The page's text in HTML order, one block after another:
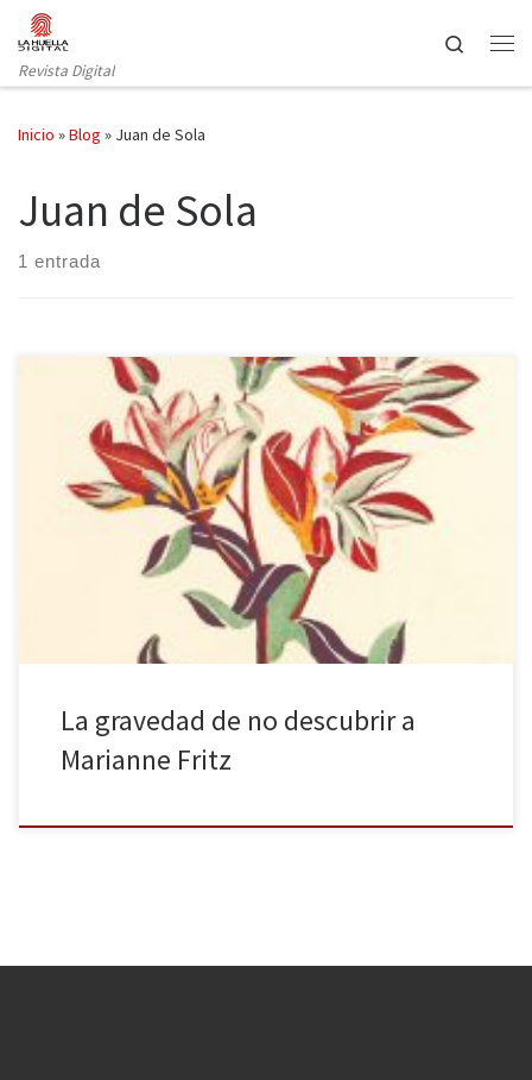
Saltar al contenido
Revista Digital
Search
Inicio »Blog » Juan de Sola
Juan de Sola
1 entrada
Pocas novelas me han impactado tanto últimamente como la que
tengo entre mis manos. Ya el prólogo de Juan de Sola nos
anticipaba la maravilla en la que nos embaucábamos, tras
analizarnos la intensa y peculiar vida de su autora y sus obras más
emblemáticas, así como las polémicas que […]
La gravedad de no descubrir a
Marianne Fritz